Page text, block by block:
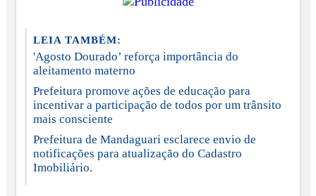
LEIA TAMBÉM:
'Agosto Dourado’ reforça importância do
aleitamento materno
Prefeitura promove ações de educação para
incentivar a participação de todos por um trânsito
mais consciente
Prefeitura de Mandaguari esclarece envio de
notificações para atualização do Cadastro
Imobiliário.